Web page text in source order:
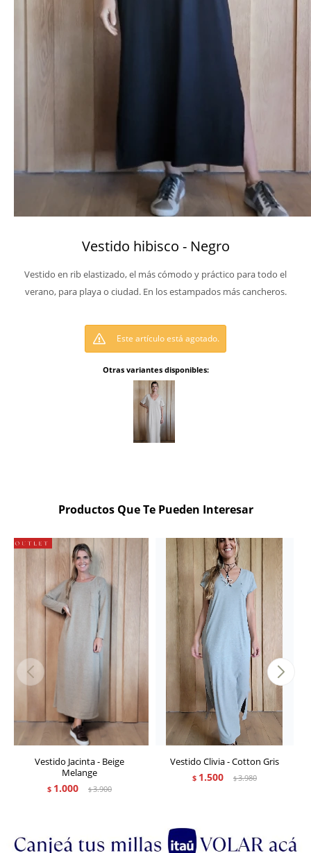
Vestido hibisco - Negro
Vestido en rib elastizado, el más cómodo y práctico para todo el
verano, para playa o ciudad. En los estampados más cancheros.
Este artículo está agotado.
Otras variantes disponibles:
Productos Que Te Pueden Interesar
Vestido Jacinta - Beige
Melange
$ 1.000 $3.900
Vestido Clivia - Cotton Gris
$ 1.500 $3.980